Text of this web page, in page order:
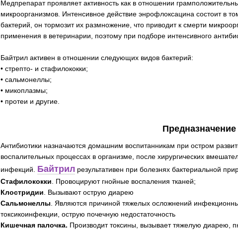
Медпрепарат проявляет активность как в отношении
микроорганизмов. Интенсивное действие энрофлоксацина состоит в
бактерий, он тормозит их размножение, что приводит к смерти
применения в ветеринарии, поэтому при подборе интенсивного
Байтрил активен в отношении следующих видов бактерий:
• стрепто- и стафилококки;
• сальмонеллы;
• микоплазмы;
• протеи и другие.
Предназначение
Антибиотики назначаются домашним воспитанникам при остром
воспалительных процессах в организме, после хирургических
инфекций. Байтрил результативен при болезнях бактериальной
Стафилококки . Провоцируют гнойные воспаления тканей;
Клостридии . Вызывают острую диарею
Сальмонеллы . Являются причиной тяжелых осложнений
токсикоинфекции, острую почечную недостаточность
Кишечная палочка. Производит токсины, вызывает тяжелую диарею,